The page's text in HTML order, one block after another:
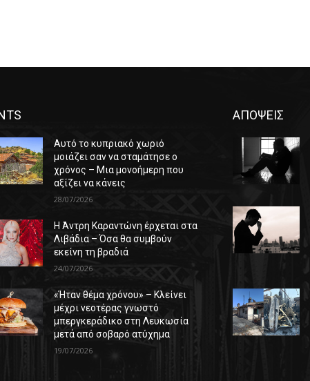
Αυτό το κυπριακό χωριό
μοιάζει σαν να σταμάτησε ο
χρόνος – Μια μονοήμερη που
αξίζει να κάνεις
28/07/2026
Η Άντρη Καραντώνη έρχεται στα
Λιβάδια – Όσα θα συμβούν
εκείνη τη βραδιά
24/07/2026
«Ήταν θέμα χρόνου» – Κλείνει
μέχρι νεοτέρας γνωστό
μπεργκεράδικο στη Λευκωσία
μετά από σοβαρό ατύχημα
19/07/2026
ΑΠΟΨΕΙΣ